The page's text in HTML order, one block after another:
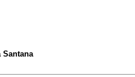
Santana